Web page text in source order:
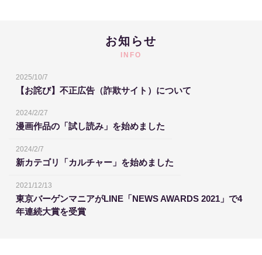
お知らせ
INFO
2025/10/7
【お詫び】不正広告（詐欺サイト）について
2024/2/27
漫画作品の「試し読み」を始めました
2024/2/7
新カテゴリ「カルチャー」を始めました
2021/12/13
東京バーゲンマニアがLINE「NEWS AWARDS 2021」で4
年連続大賞を受賞